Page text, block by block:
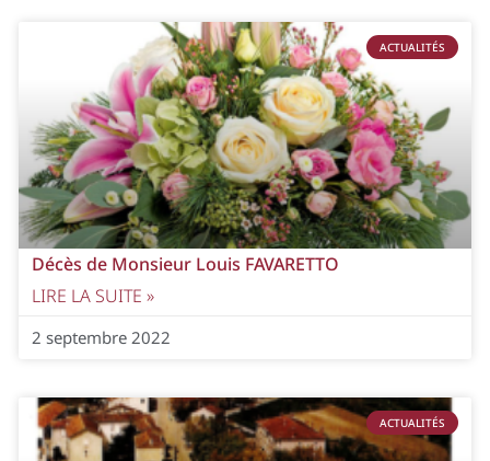
ACTUALITÉS
Décès de Monsieur Louis FAVARETTO
LIRE LA SUITE »
2 septembre 2022
ACTUALITÉS